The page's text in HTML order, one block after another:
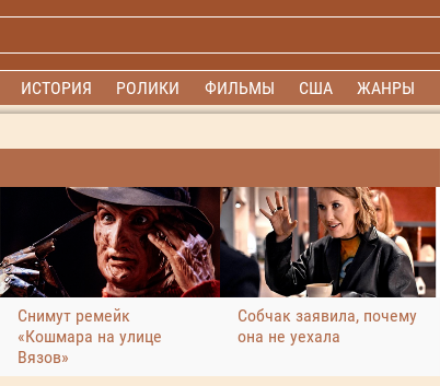
ИСТОРИЯ РОЛИКИ ФИЛЬМЫ США ЖАНРЫ
Снимут ремейк
«Кошмара на улице
Вязов»
Собчак заявила, почему
она не уехала